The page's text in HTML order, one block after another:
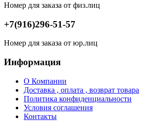
Номер для заказа от физ.лиц
+7(916)296-51-57
Номер для заказа от юр.лиц
Информация
О Компании
Доставка , оплата , возврат товара
Политика конфиденциальности
Условия соглашения
Контакты